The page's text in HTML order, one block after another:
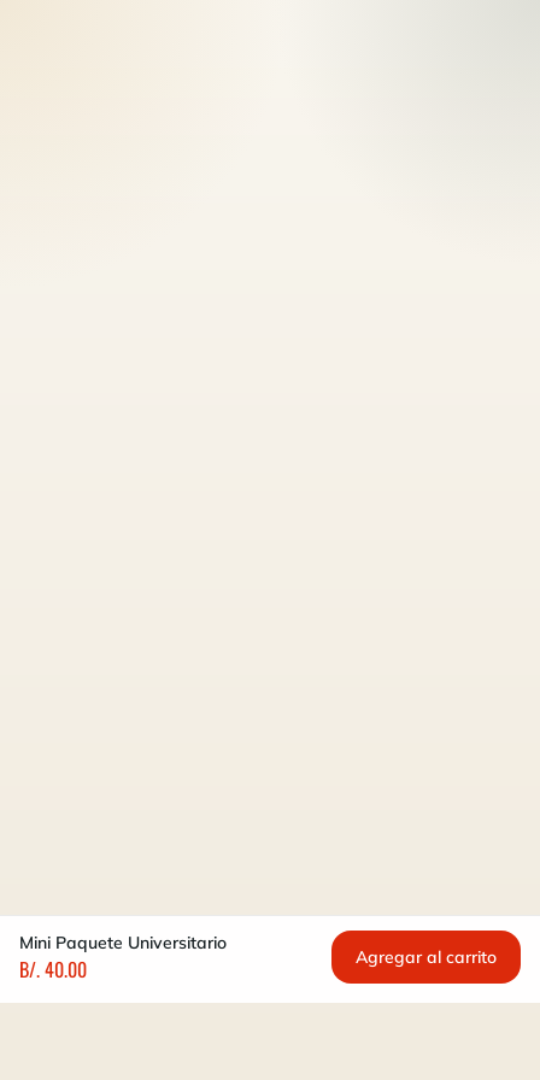
Mini Paquete Universitario
B/. 40.00 Agregar al carrito